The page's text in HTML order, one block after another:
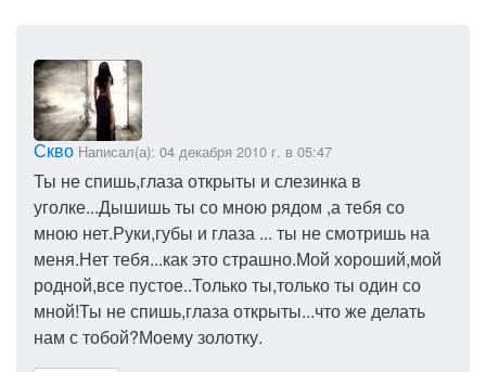
Скво Написал(а): 04 декабря 2010 г. в 05:47
Ты не спишь,глаза открыты и слезинка в
уголке...Дышишь ты со мною рядом ,а тебя со
мною нет.Руки,губы и глаза ... ты не смотришь на
меня.Нет тебя...как это страшно.Мой хороший,мой
родной,все пустое..Только ты,только ты один со
мной!Ты не спишь,глаза открыты...что же делать
нам с тобой?Моему золотку.